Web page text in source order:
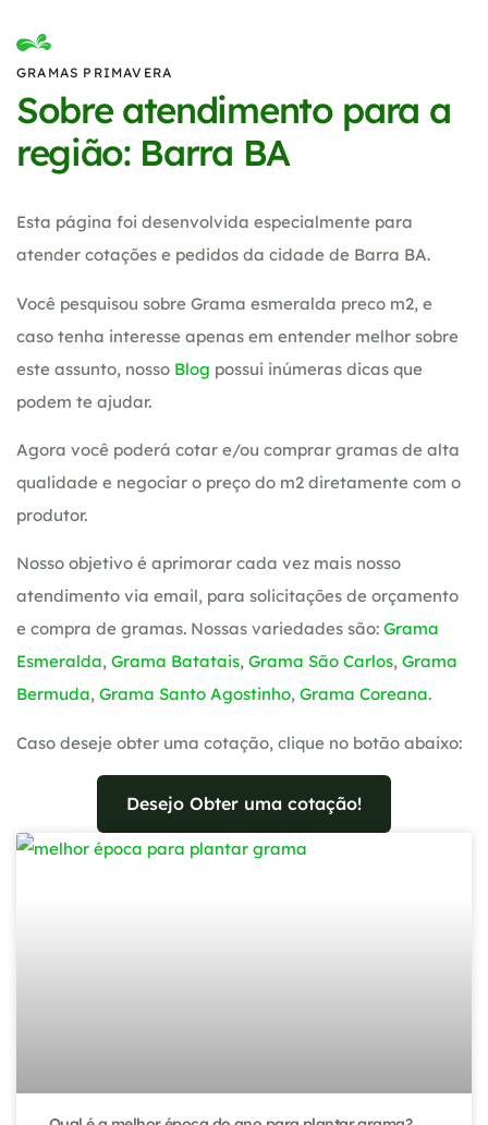
GRAMAS PRIMAVERA
Sobre atendimento para a
região: Barra BA
Esta página foi desenvolvida especialmente para
atender cotações e pedidos da cidade de Barra BA.
Você pesquisou sobre Grama esmeralda preco m2, e
caso tenha interesse apenas em entender melhor sobre
este assunto, nosso Blog possui inúmeras dicas que
podem te ajudar.
Agora você poderá cotar e/ou comprar gramas de alta
qualidade e negociar o preço do m2 diretamente com o
produtor.
Nosso objetivo é aprimorar cada vez mais nosso
atendimento via email, para solicitações de orçamento
e compra de gramas. Nossas variedades são: Grama
Esmeralda, Grama Batatais, Grama São Carlos, Grama
Bermuda, Grama Santo Agostinho, Grama Coreana.
Caso deseje obter uma cotação, clique no botão abaixo:
Desejo Obter uma cotação!